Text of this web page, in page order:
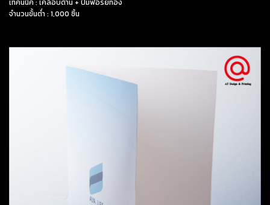
เทคนนิค : เคลือบด้าน + ปั๊มฟอร์ยทอง
จำนวนขั้นต่ำ : 1,000 ชิ้น